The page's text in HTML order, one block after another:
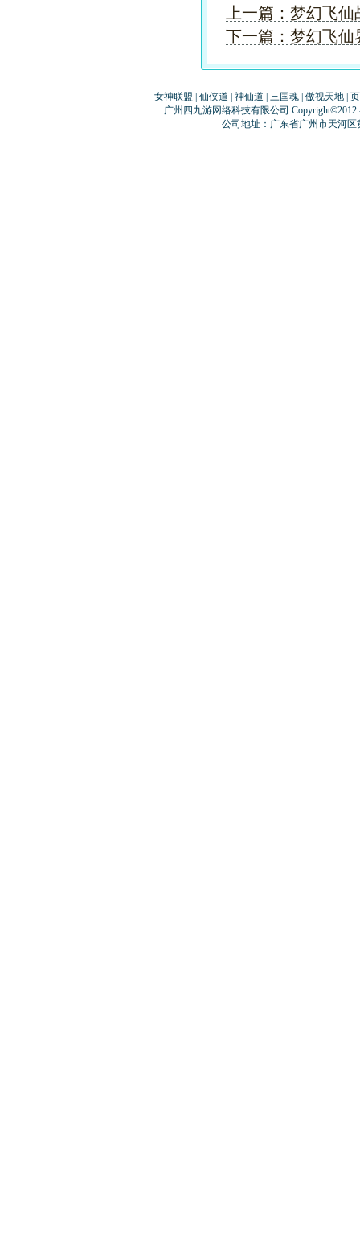
上一篇：梦幻飞
下一篇：梦幻飞仙
女神联盟 仙侠道 神仙道 三国魂 傲视天地
广州四九游网络科技有限公司 Copyright©2012
公司地址：广东省广州市天河